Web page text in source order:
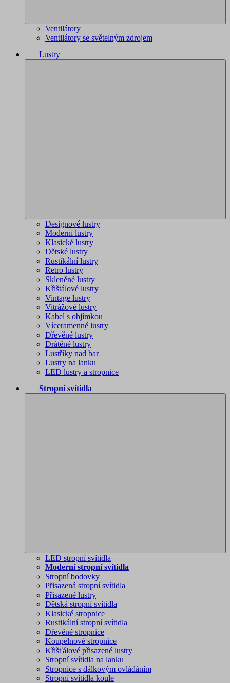
Ventilátory
Ventilátory se světelným zdrojem
Lustry
Designové lustry
Moderní lustry
Klasické lustry
Dětské lustry
Rustikální lustry
Retro lustry
Skleněné lustry
Křištálové lustry
Vintage lustry
Vitrážové lustry
Kabel s objímkou
Víceramenné lustry
Dřevěné lustry
Drátěné lustry
Lustříky nad bar
Lustry na lanku
LED lustry a stropnice
Stropní svítidla
LED stropní svítidla
Moderní stropní svítidla
Stropní bodovky
Přisazená stropní svítidla
Přisazené lustry
Dětská stropní svítidla
Klasické stropnice
Rustikální stropní svítidla
Dřevěné stropnice
Koupelnové stropnice
Křišťálové přisazené lustry
Stropní svítidla na lanku
Stropnice s dálkovým ovládáním
Stropní svítidla koule